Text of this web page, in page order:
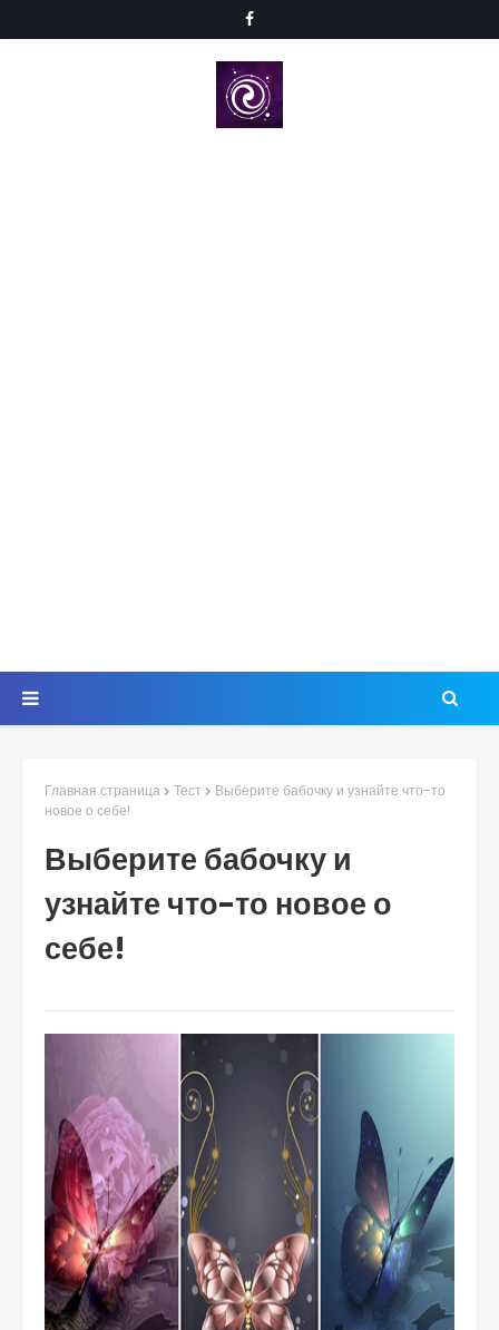
Главная страница Тест
Выберите бабочку и узнайте что-то
новое о себе!
Выберите бабочку и
узнайте что-то новое о
себе!